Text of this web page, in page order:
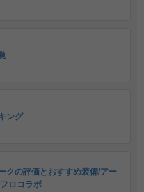
ング
クの評価とおすすめ装備/アー
ロコラボ